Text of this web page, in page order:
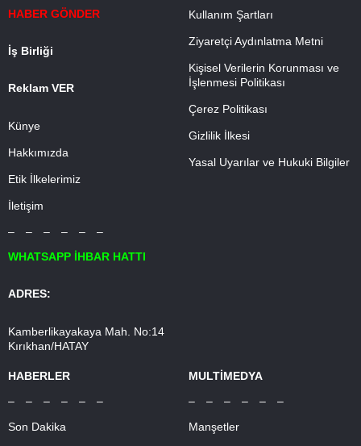
HABER GÖNDER
İş Birliği
Reklam VER
Künye
Hakkımızda
Etik İlkelerimiz
İletişim
– – – – – –
WHATSAPP İHBAR HATTI
ADRES:
Kamberlikayakaya Mah. No:14
Kırıkhan/HATAY
Kullanım Şartları
Ziyaretçi Aydınlatma Metni
Kişisel Verilerin Korunması ve
İşlenmesi Politikası
Çerez Politikası
Gizlilik İlkesi
Yasal Uyarılar ve Hukuki Bilgiler
HABERLER
– – – – – –
Son Dakika
MULTİMEDYA
– – – – – –
Manşetler